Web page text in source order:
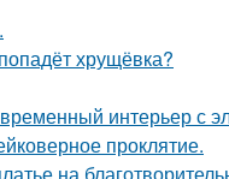
хрущёвка?
интерьер с
проклятие.